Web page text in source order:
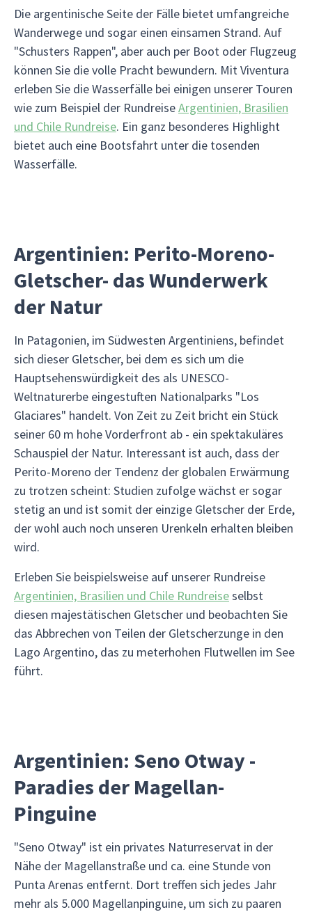
Die argentinische Seite der Fälle bietet umfangreiche
Wanderwege und sogar einen einsamen Strand. Auf
"Schusters Rappen", aber auch per Boot oder Flugzeug
können Sie die volle Pracht bewundern. Mit Viventura
erleben Sie die Wasserfälle bei einigen unserer Touren
wie zum Beispiel der RundreiseArgentinien, Brasilien
und Chile Rundreise. Ein ganz besonderes Highlight
bietet auch eine Bootsfahrt unter die tosenden
Wasserfälle.
Argentinien: Perito-Moreno-
Gletscher- das Wunderwerk
der Natur
In Patagonien, im Südwesten Argentiniens, befindet
sich dieser Gletscher, bei dem es sich um die
Hauptsehenswürdigkeit des als UNESCO-
Weltnaturerbe eingestuften Nationalparks "Los
Glaciares" handelt. Von Zeit zu Zeit bricht ein Stück
seiner 60 m hohe Vorderfront ab - ein spektakuläres
Schauspiel der Natur. Interessant ist auch, dass der
Perito-Moreno der Tendenz der globalen Erwärmung
zu trotzen scheint: Studien zufolge wächst er sogar
stetig an und ist somit der einzige Gletscher der Erde,
der wohl auch noch unseren Urenkeln erhalten bleiben
wird.
Erleben Sie beispielsweise auf unserer Rundreise
Argentinien, Brasilien und Chile Rundreiseselbst
diesen majestätischen Gletscher und beobachten Sie
das Abbrechen von Teilen der Gletscherzunge in den
Lago Argentino, das zu meterhohen Flutwellen im See
führt.
Argentinien: Seno Otway -
Paradies der Magellan-
Pinguine
"Seno Otway" ist ein privates Naturreservat in der
Nähe der Magellanstraße und ca. eine Stunde von
Punta Arenas entfernt. Dort treffen sich jedes Jahr
mehr als 5.000 Magellanpinguine, um sich zu paaren